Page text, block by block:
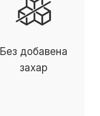
Без добавена
захар